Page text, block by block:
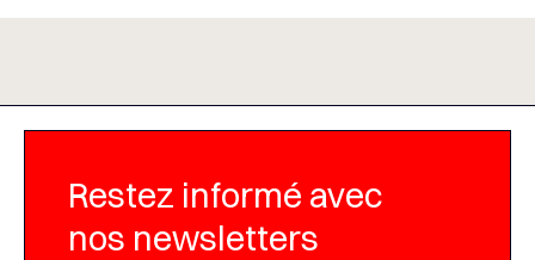
Restez informé avec
nos newsletters